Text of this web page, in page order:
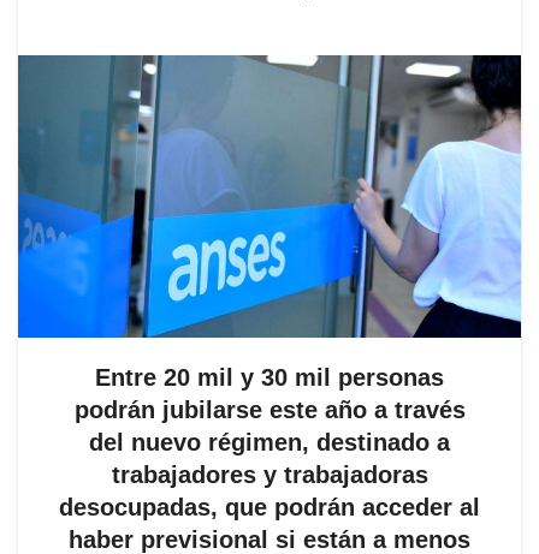
Entre 20 mil y 30 mil personas
podrán jubilarse este año a través
del nuevo régimen, destinado a
trabajadores y trabajadoras
desocupadas, que podrán acceder al
haber previsional si están a menos